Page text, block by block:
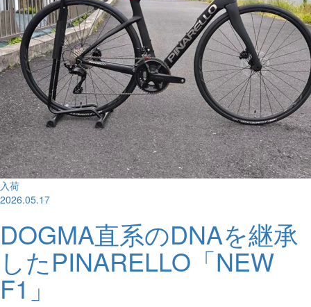
入荷
2026.05.17
DOGMA直系のDNAを継承
したPINARELLO「NEW
F1」